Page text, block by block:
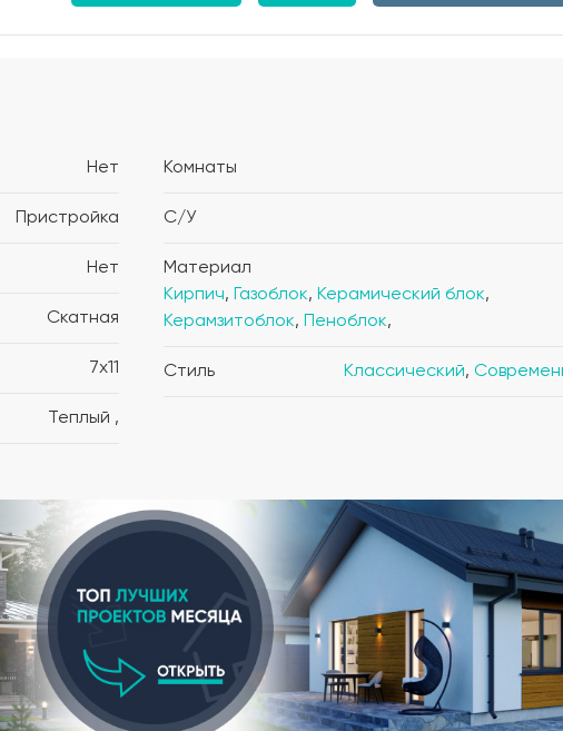
Нет
Пристройка
Нет
Скатная
7x11
Теплый ,
Комнаты
С/У
Материал
Кирпич, Газоблок, Керамический блок,
Керамзитоблок, Пеноблок,
Стиль Классический,